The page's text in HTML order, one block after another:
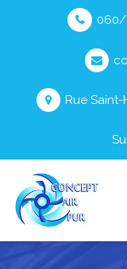
060/
Rue